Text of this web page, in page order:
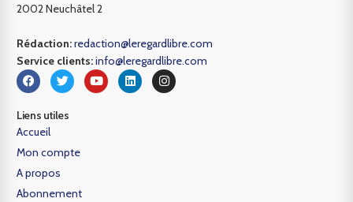
2002 Neuchâtel 2
Rédaction:redaction@leregardlibre.com
Service clients:info@leregardlibre.com
Liens utiles
Accueil
Mon compte
A propos
Abonnement